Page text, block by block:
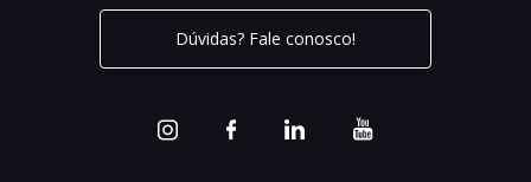
Dúvidas? Fale conosco!